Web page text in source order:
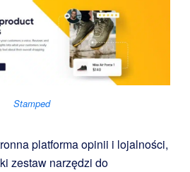
Stamped
platforma opinii i lojalności,
zestaw narzędzi do